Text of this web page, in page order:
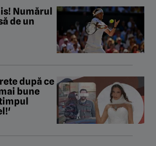
Numărul
de un
după ce
bune